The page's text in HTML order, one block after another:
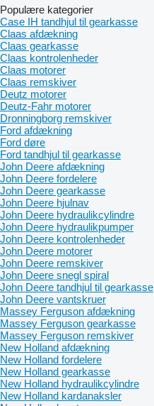
Populære kategorier
Case IH tandhjul til gearkasse
Claas afdækning
Claas gearkasse
Claas kontrolenheder
Claas motorer
Claas remskiver
Deutz motorer
Deutz-Fahr motorer
Dronningborg remskiver
Ford afdækning
Ford døre
Ford tandhjul til gearkasse
John Deere afdækning
John Deere fordelere
John Deere gearkasse
John Deere hjulnav
John Deere hydraulikcylindre
John Deere hydraulikpumper
John Deere kontrolenheder
John Deere motorer
John Deere remskiver
John Deere snegl spiral
John Deere tandhjul til gearkasse
John Deere vantskruer
Massey Ferguson afdækning
Massey Ferguson gearkasse
Massey Ferguson remskiver
New Holland afdækning
New Holland fordelere
New Holland gearkasse
New Holland hydraulikcylindre
New Holland kardanaksler